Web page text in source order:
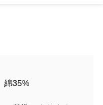
綿35%